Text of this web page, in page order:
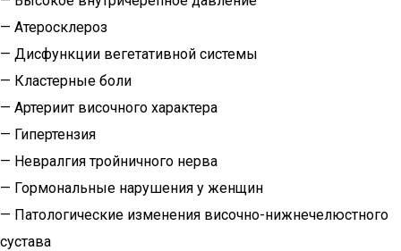
— Атеросклероз
— Дисфункции вегетативной системы
— Кластерные боли
— Артериит височного характера
— Гипертензия
— Невралгия тройничного нерва
— Гормональные нарушения у женщин
— Патологические изменения височно-нижнечелюстного
сустава